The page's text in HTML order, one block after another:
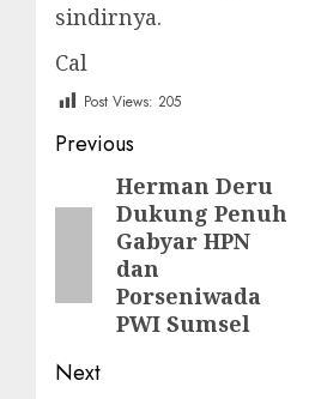
sindirnya.
Cal
Post Views: 205
Post
navigation
Previous
PreviousHerman Deru
Dukung Penuh
Gabyar HPN
dan
Porseniwada
PWI Sumsel
Next